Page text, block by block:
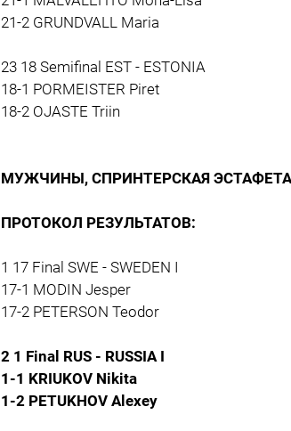
21-2 GRUNDVALL Maria
23 18 Semifinal EST - ESTONIA
18-1 PORMEISTER Piret
18-2 OJASTE Triin
МУЖЧИНЫ, СПРИНТЕРСКАЯ
ПРОТОКОЛ РЕЗУЛЬТАТОВ:
1 17 Final SWE - SWEDEN I
17-1 MODIN Jesper
17-2 PETERSON Teodor
2 1 Final RUS - RUSSIA I
1-1 KRIUKOV Nikita
1-2 PETUKHOV Alexey